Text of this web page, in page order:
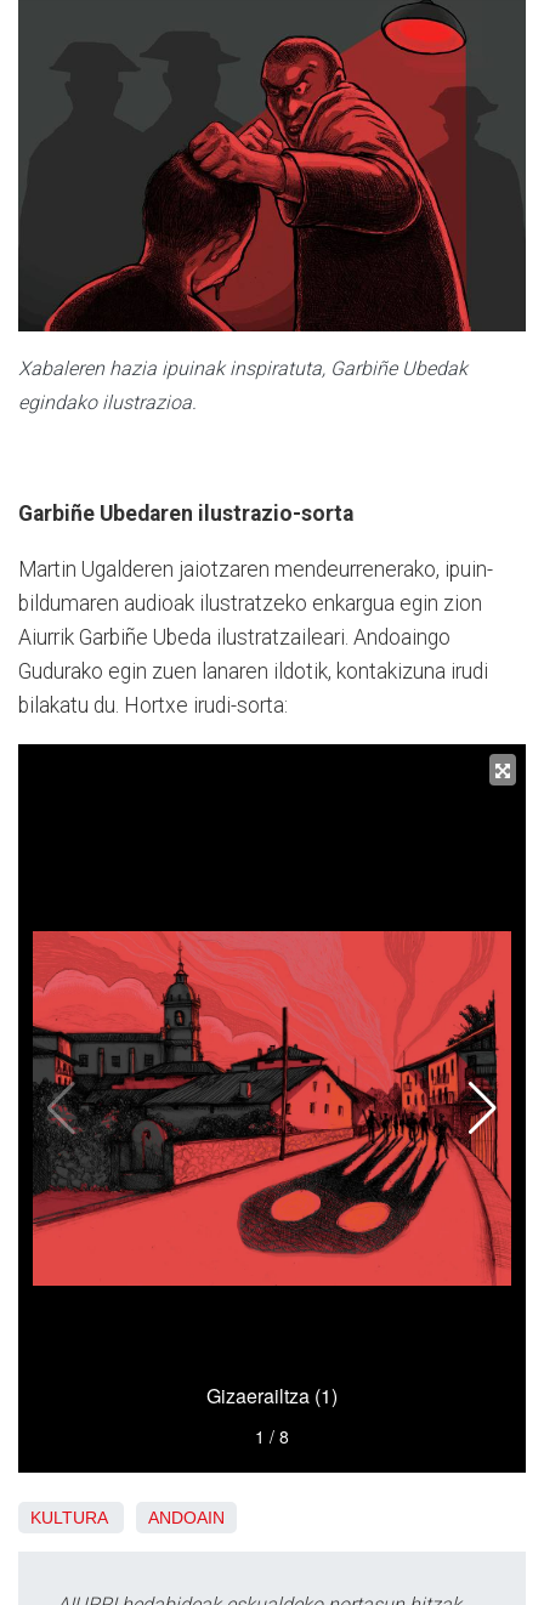
Xabaleren hazia ipuinak inspiratuta, Garbiñe Ubedak
egindako ilustrazioa.
Garbiñe Ubedaren ilustrazio-sorta
Martin Ugalderen jaiotzaren mendeurrenerako, ipuin-
bildumaren audioak ilustratzeko enkargua egin zion
Aiurrik Garbiñe Ubeda ilustratzaileari. Andoaingo
Gudurako egin zuen lanaren ildotik, kontakizuna irudi
bilakatu du. Hortxe irudi-sorta:
KULTURA ANDOAIN